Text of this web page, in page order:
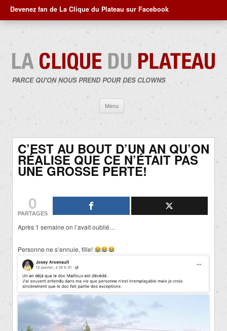
Devenez fan de La Clique du Plateau sur Facebook
PARCE QU'ON NOUS PREND POUR DES CLOWNS
Menu
contenu
C’EST AU BOUT D’UN AN QU’ON
RÉALISE QUE CE N’ÉTAIT PAS
UNE GROSSE PERTE!
0
PARTAGES
Après 1 semaine on l’avait oublié…
Personne ne s’ennuie, fille!